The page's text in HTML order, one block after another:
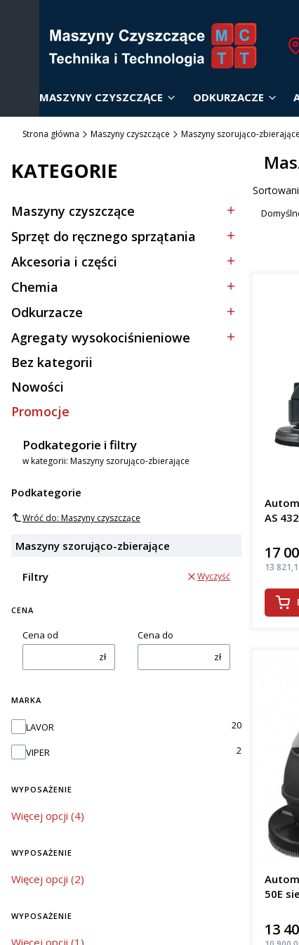
MASZYNY CZYSZCZĄCE ODKURZACZE
Strona główna Maszyny czyszczące Maszyny szorująco-zbierające
KATEGORIE
Kategoria - Maszyny czyszczące
Maszyny czyszczące
Kategoria - Sprzęt do ręcznego sprzątania
Sprzęt do ręcznego sprzątania
Kategoria - Akcesoria i części
Akcesoria i części
Kategoria - Chemia
Chemia
Kategoria - Odkurzacze
Odkurzacze
Kategoria - Agregaty wysokociśnieniowe
Agregaty wysokociśnieniowe
Kategoria - Bez kategorii
Bez kategorii
Nowości
Promocje
Podkategorie i filtry
w kategorii: Maszyny szorująco-zbierające
Podkategorie
Wróć do: Maszyny czyszczące
Maszyny szorująco-zbierające
Filtry Wyczyść
CENA
Cena od
zł
Cena do
zł
MARKA
Marka
LAVOR 20
VIPER 2
WYPOSAŻENIE
wyposażenie
Więcej opcji (4)
WYPOSAŻENIE
wyposażenie
Więcej opcji (2)
WYPOSAŻENIE
wyposażenie
Lista
AS
Cena
17
Cena
13
50E
Cena
13